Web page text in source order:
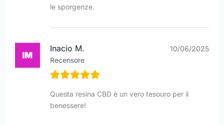
le sporgenze.
Inacio M.
Recensore
10/06/2025
Questa resina CBD è un vero tesouro per il
benessere!